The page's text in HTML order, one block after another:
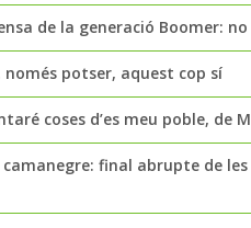
de la generació Boomer:
només potser, aquest cop sí
coses d’es meu poble, de
camanegre: final abrupte de